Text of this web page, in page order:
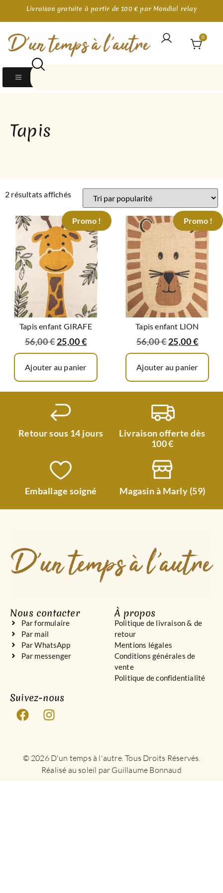
Livraison gratuite à partir de 100 € par Mondial relay
0
Tapis
2 résultats affichés
Promo !
Tapis enfant GIRAFE
56,00€ 25,00€
Ajouter au panier
Promo !
Tapis enfant LION
56,00€ 25,00€
Ajouter au panier
Retour sous 14 jours
Livraison offerte dès
100 €
Emballage soigné Magasin à Marly (59)
Nous contacter
Par formulaire
Par mail
Par WhatsApp
Par messenger
À propos
Politique de livraison & de
retour
Mentions légales
Conditions générales de
vente
Politique de confidentialité
Suivez-nous
© 2026 D'un temps à l'autre. Tous Droits Réservés.
Réalisé au soleil par Guillaume Bonnaud